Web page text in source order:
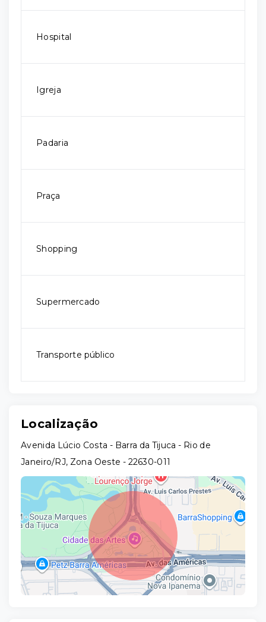
Hospital
Igreja
Padaria
Praça
Shopping
Supermercado
Transporte público
Localização
Avenida Lúcio Costa - Barra da Tijuca - Rio de
Janeiro/RJ, Zona Oeste - 22630-011